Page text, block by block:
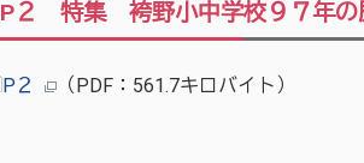
P２ 特集 袴野小中学校９７年の
P２ （PDF：561.7キロバイト）